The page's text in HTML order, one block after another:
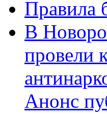
Правила
В
провели
Анонс